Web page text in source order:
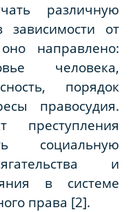
различную
от
направлено:
человека,
порядок
правосудия.
преступления
социальную
и
в системе
права [2].